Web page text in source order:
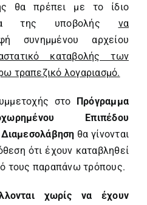
θα πρέπει με το ίδιο
της υποβολής να
συνημμένου αρχείου
καταβολής των
τραπεζικό λογαριασμό.
στο Πρόγραμμα
Επιπέδου
θα γίνονται
ότι έχουν καταβληθεί
τους παραπάνω τρόπους.
χωρίς να έχουν